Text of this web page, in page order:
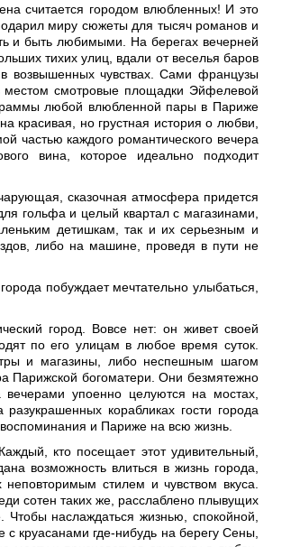
считается городом влюбленных! И это
миру сюжеты для тысяч романов и
и быть любимыми. На берегах вечерней
тихих улиц, вдали от веселья баров
в возвышенных чувствах. Сами французы
местом смотровые площадки Эйфелевой
любой влюбленной пары в Париже
красивая, но грустная история о любви,
частью каждого романтического вечера
вина, которое идеально подходит
сказочная атмосфера придется
гольфа и целый квартал с магазинами,
детишкам, так и их серьезным и
либо на машине, проведя в пути не
побуждает мечтательно улыбаться,
город. Вовсе нет: он живет своей
по его улицам в любое время суток.
и магазины, либо неспешным шагом
Парижской богоматери. Они безмятежно
упоенно целуются на мостах,
корабликах гости города
и Париже на всю жизнь.
кто посещает этот удивительный,
возможность влиться в жизнь города,
стилем и чувством вкуса.
сотен таких же, расслаблено плывущих
Чтобы наслаждаться жизнью, спокойной,
круасанами где-нибудь на берегу Сены,